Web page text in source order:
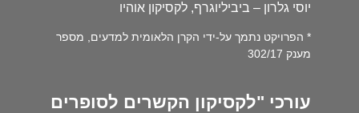
יוסי גלרון – ביביליוגרף, לקסיקון אוהיו
* הפרויקט נתמך על-ידי הקרן הלאומית למדעים, מספר
מענק 302/17
עורכי "לקסיקון הקשרים לסופרים